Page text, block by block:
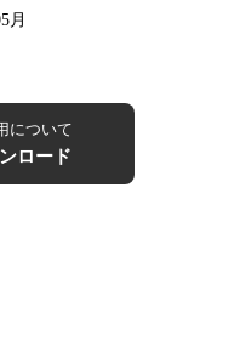
月
について
ロード